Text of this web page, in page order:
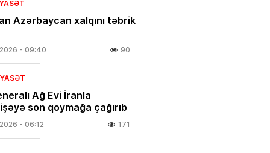
Azərbaycan xalqını təbrik
- 09:40 90
Ağ Evi İranla
son qoymağa çağırıb
- 06:12 171